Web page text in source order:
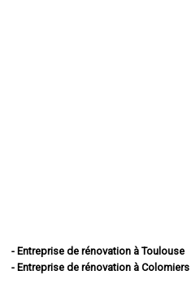
- Entreprise de rénovation à Toulouse
- Entreprise de rénovation à Colomiers